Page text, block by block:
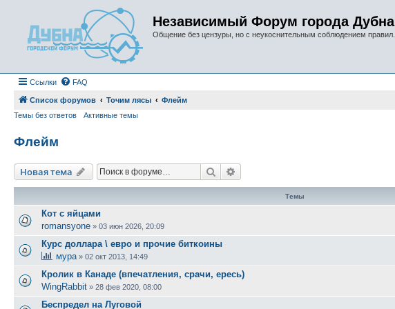
Независимый Форум города Дубна
Общение без цензуры, но с неукоснительным соблюдением правил.
Ссылки FAQ
Список форумов Точим лясы
Флейм
Темы без ответов
Активные темы
Флейм
Новая тема Поиск
Темы
Кот с яйцами
romansyone » 03 июн 2026, 20:09
Курс доллара \ евро и прочие биткоины
мура » 02 окт 2013, 14:49
Кролик в Канаде (впечатления, срачи, ересь)
WingRabbit » 28 фев 2020, 08:00
Беспредел на Луговой